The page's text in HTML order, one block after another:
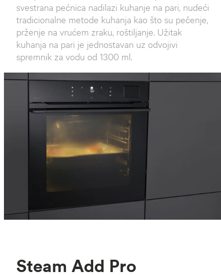
svestrana pećnica nadilazi kuhanje na pari, nudeći
tradicionalne metode kuhanja kao što su pečenje,
prženje na vrućem zraku, roštiljanje. Užitak
kuhanja na pari je jednostavan uz odvojivi
spremnik za vodu od 1300 ml.
Steam Add Pro